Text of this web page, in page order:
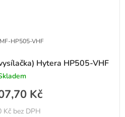
Hytera HP505-VHF
Kč bez DPH
Kč
HP505-VHF